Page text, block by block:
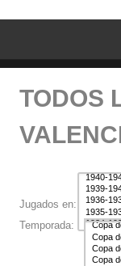
TODOS
Temporada:
Jugados en: